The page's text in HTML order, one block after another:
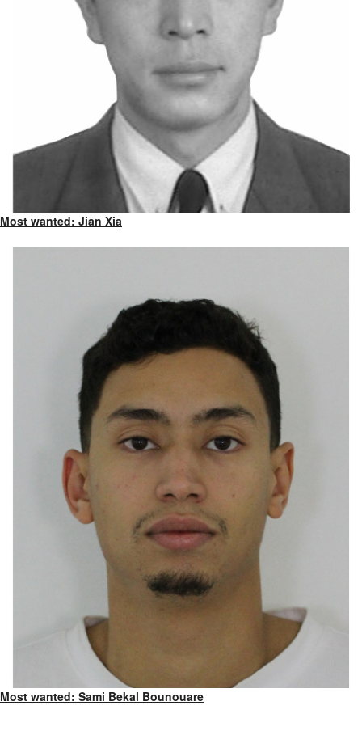
Most wanted: Jian Xia
Most wanted: Sami Bekal Bounouare